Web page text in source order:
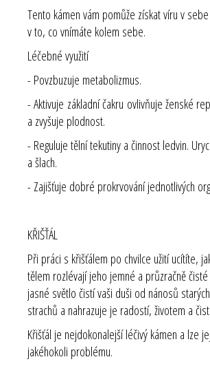
Tento kámen vám pomůže získat víru v
v to, co vnímáte kolem sebe.
Léčebné využití
- Povzbuzuje metabolizmus.
- Aktivuje základní čakru ovlivňuje ženské
a zvyšuje plodnost.
- Reguluje tělní tekutiny a činnost ledvin.
a šlach.
- Zajišťuje dobré prokrvování jednotlivých
KŘIŠŤÁL
Při práci s křišťálem po chvilce užití ucítíte,
tělem rozlévají jeho jemné a průzračně
jasné světlo čistí vaši duši od nánosů
strachů a nahrazuje je radostí, životem a
Křišťál je nejdokonalejší léčivý kámen a lze
jakéhokoli problému.